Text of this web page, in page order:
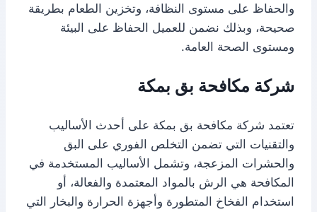
والحفاظ على مستوى النظافة، وتخزين الطعام بطريقة
صحيحة، وبذلك نضمن للعميل الحفاظ على البيئة
ومستوى الصحة العامة.
شركة مكافحة بق بمكة
تعتمد شركة مكافحة بق بمكة على أحدث الأساليب
والتقنيات التي تضمن التخلص الفوري على البق
والحشرات المزعجة، وتشمل الأساليب المستخدمة في
المكافحة هي الرش بالمواد المعتمدة والفعالة، أو
استخدام الفخاخ المتطورة وأجهزة الحرارة والبخار التي